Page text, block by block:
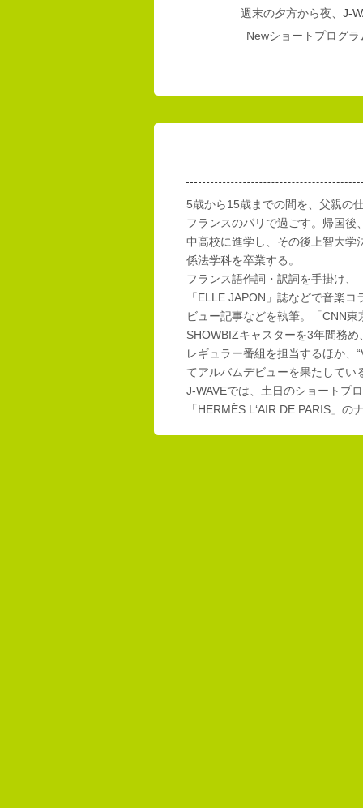
週末の夕方から夜、 J-
Newショートプログ
5歳から15歳までの間を、父親の
フランスのパリで過ごす。帰国後
中高校に進学し、その後上智大学
係法学科を卒業する。
フランス語作詞・訳詞を手掛け、
「ELLE JAPON」誌などで音楽コ
ビュー記事などを執筆。「CNN東
SHOWBIZキャスターを3年間務め
レギュラー番組を担当するほか、
てアルバムデビューを果たしてい
J-WAVEでは、土日のショートプ
「HERMÈS L‘AIR DE PARIS」